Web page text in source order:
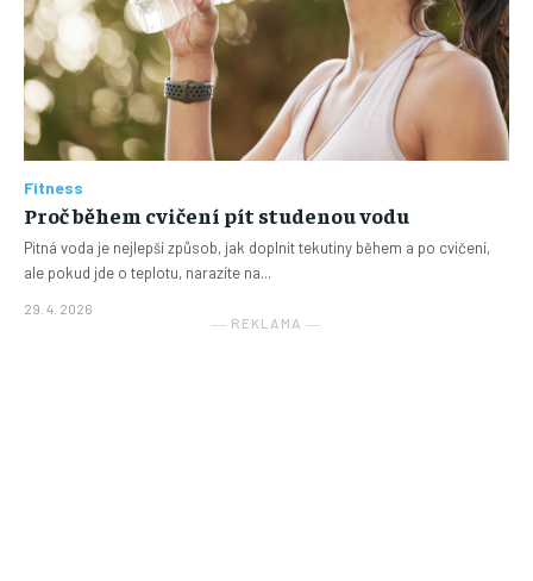
Fitness
Proč během cvičení pít studenou vodu
Pitná voda je nejlepší způsob, jak doplnit tekutiny během a po cvičení,
ale pokud jde o teplotu, narazíte na...
29. 4. 2026
― REKLAMA ―